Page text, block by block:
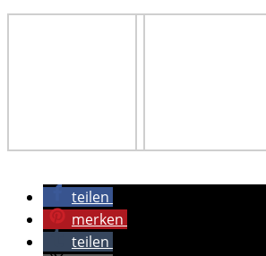
teilen
merken
teilen